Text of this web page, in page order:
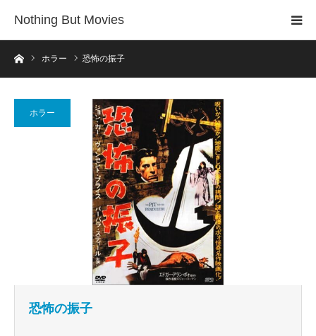
Nothing But Movies
ホームホラー 恐怖の振子
ホラー
恐怖の振子